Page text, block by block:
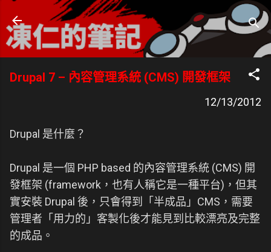
跳到主要內容
凍仁的筆記
- https://note.drx.tw
Drupal 7 – 內容管理系統 (CMS) 開發框架
12/13/2012
Drupal 是什麼？
Drupal 是一個 PHP based 的內容管理系統 (CMS) 開
發框架 (framework，也有人稱它是一種平台)，但其
實安裝 Drupal 後，只會得到「半成品」CMS，需要
管理者「用力的」客製化後才能見到比較漂亮及完整
的成品。